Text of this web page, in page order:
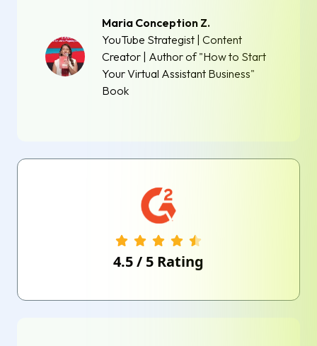
Maria Conception Z.
YouTube Strategist | Content
Creator | Author of "How to Start
Your Virtual Assistant Business"
Book
4.5/ 5 Rating